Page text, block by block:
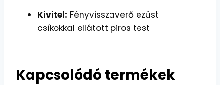
Kivitel: Fényvisszaverő ezüst
csíkokkal ellátott piros test
Kapcsolódó termékek